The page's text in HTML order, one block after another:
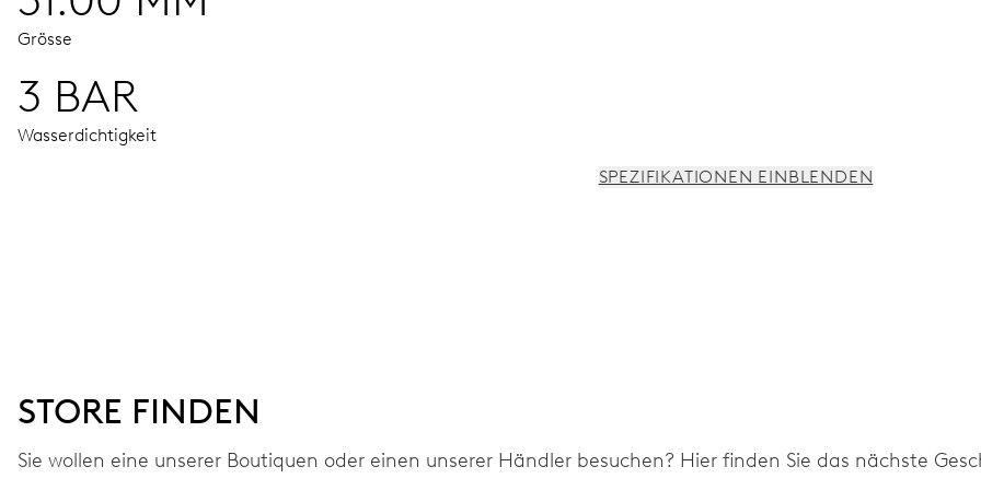
Grösse
3 BAR
Wasserdichtigkeit
Gangreserve
KALIBER
SPEZIFIKATIONEN EINBLENDEN
STORE FINDEN
Sie wollen eine unserer Boutiquen oder einen unserer Händler besuchen? Hier finden Sie das nächste